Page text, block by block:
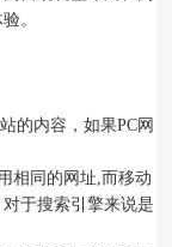
。
的内容，如果PC网
相同的网址,而移动
于搜索引擎来说是